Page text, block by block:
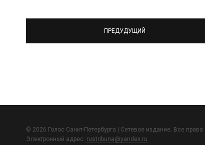
ПРЕДУДУЩИЙ
© 2026 Голос Санкт-Петербурга | Сетевое издание. Все
Электронный адрес: rustribuna@yandex.ru